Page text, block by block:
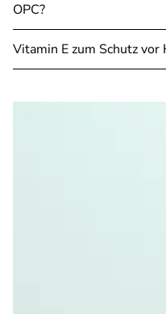
OPC?
Vitamin E zum Schutz